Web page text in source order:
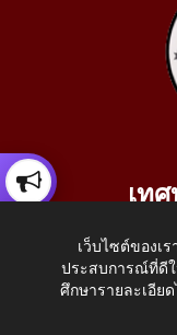
เท
อ.เ
โทรศัพท์:
E-Mail:
เว็บไซต์ของเ
ประสบการณ์ที่ดี
ศึกษารายละเอีย